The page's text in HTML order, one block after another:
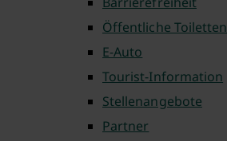
Öffentliche Toiletten
E-Auto
Tourist-Information
Stellenangebote
Partner